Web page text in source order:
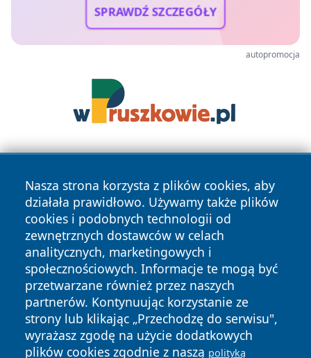
SPRAWDŹ SZCZEGÓŁY
autopromocja
Nasza strona korzysta z plików cookies, aby
działała prawidłowo. Używamy także plików
cookies i podobnych technologii od
zewnętrznych dostawców w celach
analitycznych, marketingowych i
społecznościowych. Informacje te mogą być
przetwarzane również przez naszych
partnerów. Kontynuując korzystanie ze
strony lub klikając „Przechodzę do serwisu",
wyrażasz zgodę na użycie dodatkowych
plików cookies zgodnie z naszą polityką
Copyright © 2026 wrotatarnowa.pl Wszystkie prawa
zastrzeżone.
News Autorzy
Polityka
Prywatności
Polityka
Cookies